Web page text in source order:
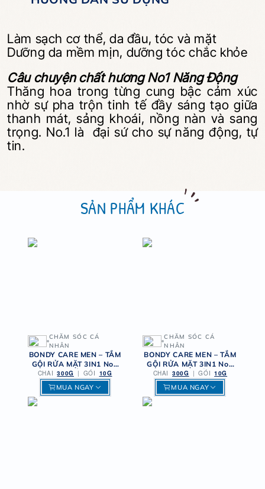
Làm sạch cơ thể, da đầu, tóc và mặt
Dưỡng da mềm mịn, dưỡng tóc chắc khỏe
Câu chuyện chất hương No1 Năng Động
Thăng hoa trong từng cung bậc cảm xúc
nhờ sự pha trộn tinh tế đầy sáng tạo giữa
thanh mát, sảng khoái, nồng nàn và sang
trọng. No.1 là đại sứ cho sự năng động, tự
tin.
SẢN PHẨM KHÁC
CHĂM SÓC CÁ
NHÂN
BONDY CARE MEN – TẮM
GỘI RỬA MẶT 3IN1 No5
BÍ ẨN
CHAI 300G | GÓI 10G
MUA NGAY
CHĂM SÓC CÁ
NHÂN
BONDY CARE MEN – TẮM
GỘI RỬA MẶT 3IN1 No7
TINH TẾ
CHAI 300G | GÓI 10G
MUA NGAY